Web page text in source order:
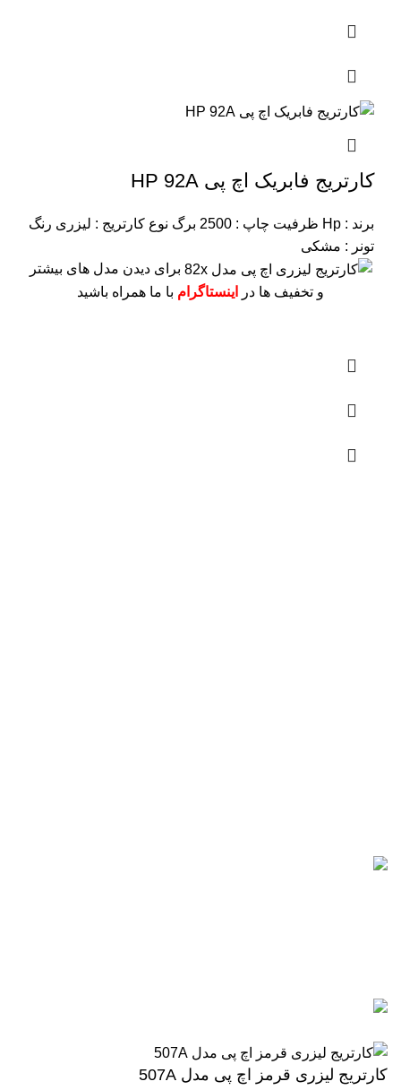
کارتریج فابریک اچ پی HP 92A
برند : Hp ظرفیت چاپ : 2500 برگ نوع کارتریج : لیزری رنگ
تونر : مشکی
برای دیدن مدل های بیشتر
و تخفیف ها در
اینستاگرام با ما همراه باشید
کارتریج لیزری قرمز اچ پی مدل 507A